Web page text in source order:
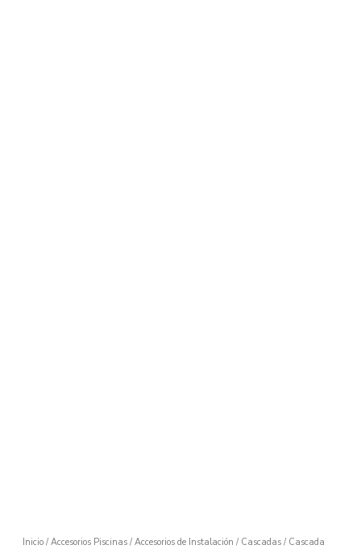
Inicio /Accesorios Piscinas /Accesorios de Instalación / Cascadas / Cascada